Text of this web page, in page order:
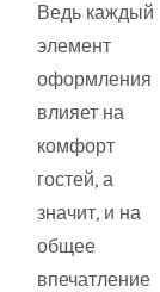
Ведь каждый
элемент
оформления
влияет на
комфорт
гостей, а
значит, и на
общее
впечатление